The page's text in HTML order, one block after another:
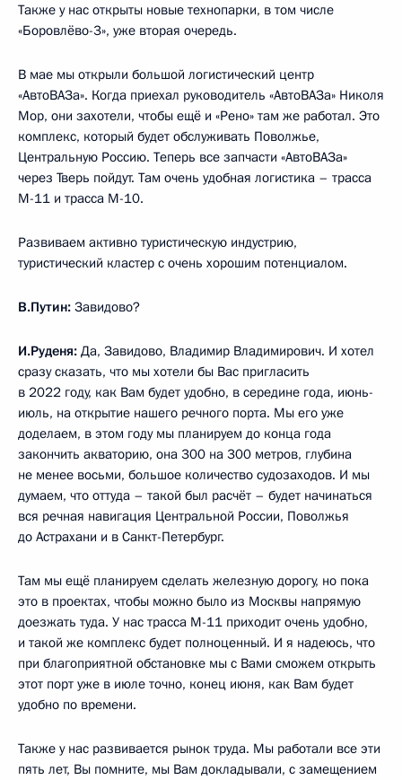
Также у нас открыты новые технопарки, в том числе
«Боровлёво-3», уже вторая очередь.
В мае мы открыли большой логистический центр
«АвтоВАЗа». Когда приехал руководитель «АвтоВАЗа» Николя
Мор, они захотели, чтобы ещё и «Рено» там же работал. Это
комплекс, который будет обслуживать Поволжье,
Центральную Россию. Теперь все запчасти «АвтоВАЗа»
через Тверь пойдут. Там очень удобная логистика – трасса
М-11 и трасса М-10.
Развиваем активно туристическую индустрию,
туристический кластер с очень хорошим потенциалом.
В.Путин: Завидово?
И.Руденя: Да, Завидово, Владимир Владимирович. И хотел
сразу сказать, что мы хотели бы Вас пригласить
в 2022 году, как Вам будет удобно, в середине года, июнь-
июль, на открытие нашего речного порта. Мы его уже
доделаем, в этом году мы планируем до конца года
закончить акваторию, она 300 на 300 метров, глубина
не менее восьми, большое количество судозаходов. И мы
думаем, что оттуда – такой был расчёт – будет начинаться
вся речная навигация Центральной России, Поволжья
до Астрахани и в Санкт-Петербург.
Там мы ещё планируем сделать железную дорогу, но пока
это в проектах, чтобы можно было из Москвы напрямую
доезжать туда. У нас трасса М-11 приходит очень удобно,
и такой же комплекс будет полноценный. И я надеюсь, что
при благоприятной обстановке мы с Вами сможем открыть
этот порт уже в июле точно, конец июня, как Вам будет
удобно по времени.
Также у нас развивается рынок труда. Мы работали все эти
пять лет, Вы помните, мы Вам докладывали, с замещением